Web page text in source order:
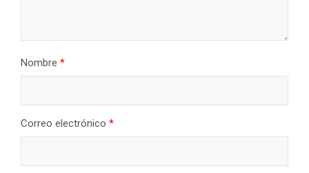
Nombre *
Correo electrónico *